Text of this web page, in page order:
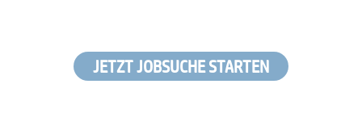
JETZT JOBSUCHE STARTEN